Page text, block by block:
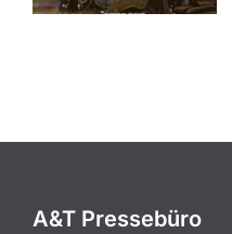
A&T Pressebüro